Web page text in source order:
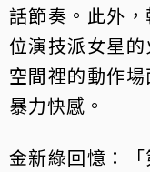
話節奏。此外
位演技派女星
空間裡的動作
暴力快感。
金新綠回憶：